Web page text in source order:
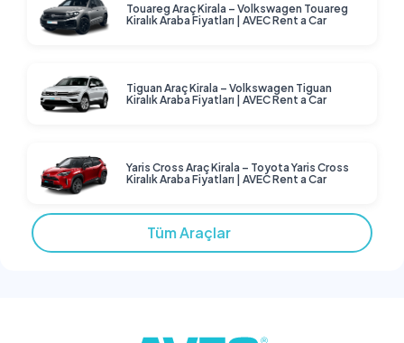
Touareg Araç Kirala – Volkswagen Touareg
Kiralık Araba Fiyatları | AVEC Rent a Car
Tiguan Araç Kirala – Volkswagen Tiguan
Kiralık Araba Fiyatları | AVEC Rent a Car
Yaris Cross Araç Kirala – Toyota Yaris Cross
Kiralık Araba Fiyatları | AVEC Rent a Car
Tüm Araçlar